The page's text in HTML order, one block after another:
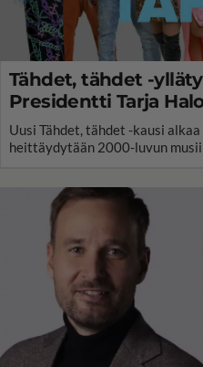
Tähdet, tähdet -
Presidentti Tarja
Uusi Tähdet, tähdet -kausi
heittäydytään 2000-luvun